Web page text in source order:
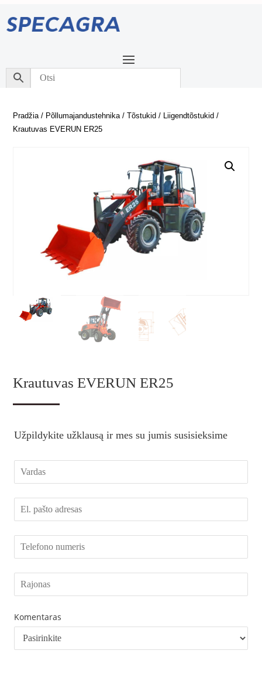
Pradžia/ Põllumajandustehnika/Tõstukid / Liigendtõstukid /
Krautuvas EVERUN ER25
Krautuvas EVERUN ER25
Užpildykite užklausą ir mes su jumis susisieksime
Komentaras